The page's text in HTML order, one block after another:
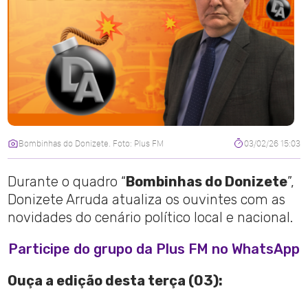
Bombinhas do Donizete. Foto: Plus FM 03/02/26 15:03
Durante o quadro “ Bombinhas do Donizete”,
Donizete Arruda atualiza os ouvintes com as
novidades do cenário político local e nacional.
Participe do grupo da Plus FM no WhatsApp
Ouça a edição desta terça (03):